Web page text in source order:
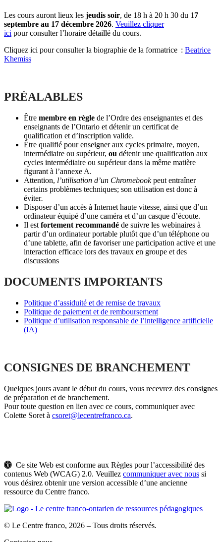
Les cours auront lieux les jeudis soir, de 18 h à 20 h 30 du 1 7
septembre au 17 décembre 2026. Veuillez cliquer
ici pour consulter l’horaire détaillé du cours.
Cliquez ici pour consulter la biographie de la formatrice : Beatrice
Khemiss
PRÉALABLES
Être membre en règle de l’Ordre des enseignantes et des
enseignants de l’Ontario et détenir un certificat de
qualification et d’inscription valide.
Être qualifié pour enseigner aux cycles primaire, moyen,
intermédiaire ou supérieur, ou détenir une qualification aux
cycles intermédiaire ou supérieur dans la même matière
figurant à l’annexe A.
Attention, l’utilisation d’un Chromebookpeut entraîner
certains problèmes techniques; son utilisation est donc à
éviter.
Disposer d’un accès à Internet haute vitesse, ainsi que d’un
ordinateur équipé d’une caméra et d’un casque d’écoute.
Il est fortement recommandé de suivre les webinaires à
partir d’un ordinateur portable plutôt que d’un téléphone ou
d’une tablette, afin de favoriser une participation active et une
interaction efficace lors des travaux en groupe et des
discussions
DOCUMENTS IMPORTANTS
Politique d’assiduité et de remise de travaux
Politique de paiement et de remboursement
Politique d’utilisation responsable de l’intelligence artificielle
(IA)
CONSIGNES DE BRANCHEMENT
Quelques jours avant le début du cours, vous recevrez des consignes
de préparation et de branchement.
Pour toute question en lien avec ce cours, communiquer avec
Colette Soret à csoret@lecentrefranco.ca.
Ce site Web est conforme aux Règles pour l’accessibilité des
contenus Web (WCAG) 2.0. Veuillez communiquer avec nous si
vous désirez obtenir une version accessible d’une ancienne
ressource du Centre franco.
© Le Centre franco, 2026 – Tous droits réservés.